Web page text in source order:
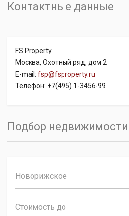
Контактные данные
FS Property
Москва, Охотный ряд, дом 2
E-mail: fsp@fsproperty.ru
Телефон: +7(495) 1-3456-99
Подбор недвижимости
Новорижское